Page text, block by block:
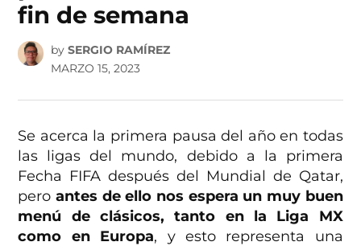
fin de semana
by SERGIO RAMÍREZ
MARZO 15, 2023
Se acerca la primera pausa del año en todas
las ligas del mundo, debido a la primera
Fecha FIFA después del Mundial de Qatar,
peroantes de ello nos espera un muy buen
menú de clásicos, tanto en la Liga MX
como en Europa, y esto representa una